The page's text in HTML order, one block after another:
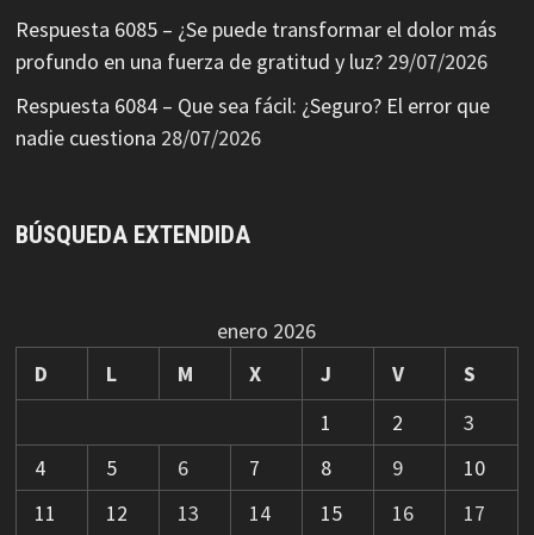
Respuesta 6085 – ¿Se puede transformar el dolor más
profundo en una fuerza de gratitud y luz? 29/07/2026
Respuesta 6084 – Que sea fácil: ¿Seguro? El error que
nadie cuestiona 28/07/2026
BÚSQUEDA EXTENDIDA
enero 2026
D
L M X J V
S
1
2
3
4
5 6 7 8 9
10
11
12 13 14 15 16
17